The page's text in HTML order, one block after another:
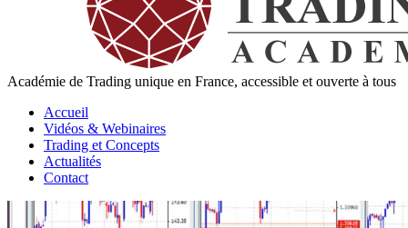
Académie de Trading unique en France, accessible et ouverte à tous
Accueil
Vidéos & Webinaires
Trading et Concepts
Actualités
Contact